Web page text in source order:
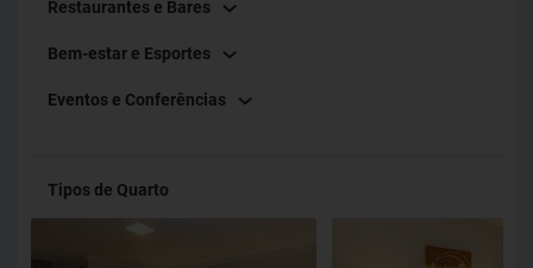
Restaurantes e Bares
Bem-estar e Esportes
Eventos e Conferências
Tipos de Quarto